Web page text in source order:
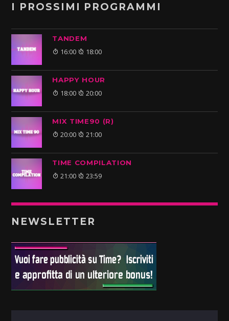
I PROSSIMI PROGRAMMI
TANDEM
16:00 18:00
HAPPY HOUR
18:00 20:00
MIX TIME90 (R)
20:00 21:00
TIME COMPILATION
21:00 23:59
NEWSLETTER